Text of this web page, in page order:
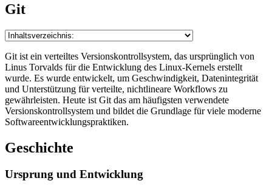
Git
Git ist ein verteiltes Versionskontrollsystem, das ursprünglich von
Linus Torvalds für die Entwicklung des Linux-Kernels erstellt
wurde. Es wurde entwickelt, um Geschwindigkeit, Datenintegrität
und Unterstützung für verteilte, nichtlineare Workflows zu
gewährleisten. Heute ist Git das am häufigsten verwendete
Versionskontrollsystem und bildet die Grundlage für viele moderne
Softwareentwicklungspraktiken.
Geschichte
Ursprung und Entwicklung